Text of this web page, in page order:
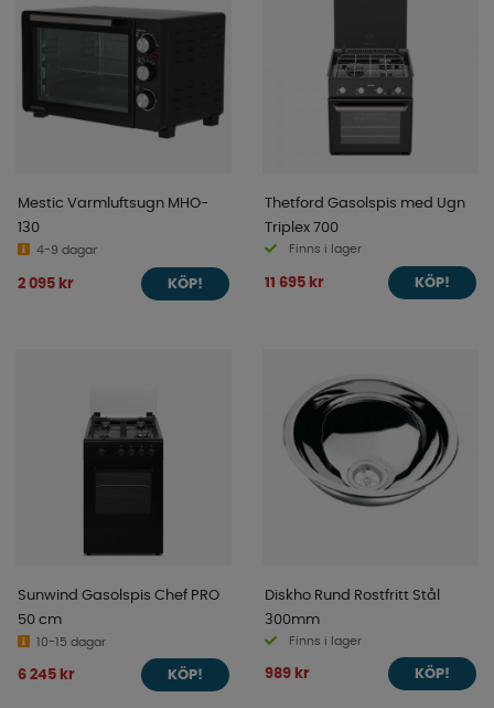
Mestic Varmluftsugn MHO-
130
4-9 dagar
2 095 kr KÖP!
Thetford Gasolspis med Ugn
Triplex 700
Finns i lager
11 695 kr KÖP!
Sunwind Gasolspis Chef PRO
50 cm
10-15 dagar
6 245 kr KÖP!
Diskho Rund Rostfritt Stål
300mm
Finns i lager
989 kr KÖP!